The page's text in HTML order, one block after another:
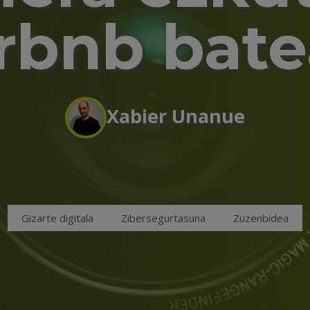
Xabier Unanue
Gizarte digitala Zibersegurtasuna Zuzenbidea